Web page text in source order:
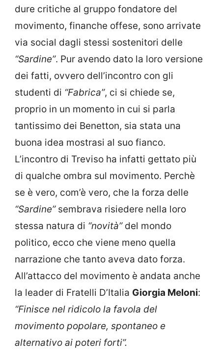
dure critiche al gruppo fondatore del
movimento, finanche offese, sono arrivate
via social dagli stessi sostenitori delle
“Sardine”. Pur avendo dato la loro versione
dei fatti, ovvero dell’incontro con gli
studenti di “Fabrica”, ci si chiede se,
proprio in un momento in cui si parla
tantissimo dei Benetton, sia stata una
buona idea mostrasi al suo fianco.
L’incontro di Treviso ha infatti gettato più
di qualche ombra sul movimento. Perchè
se è vero, com’è vero, che la forza delle
“Sardine”sembrava risiedere nella loro
stessa natura di “novità”del mondo
politico, ecco che viene meno quella
narrazione che tanto aveva dato forza.
All’attacco del movimento è andata anche
la leader di Fratelli D’Italia Giorgia Meloni:
“Finisce nel ridicolo la favola del
movimento popolare, spontaneo e
alternativo ai poteri forti”.